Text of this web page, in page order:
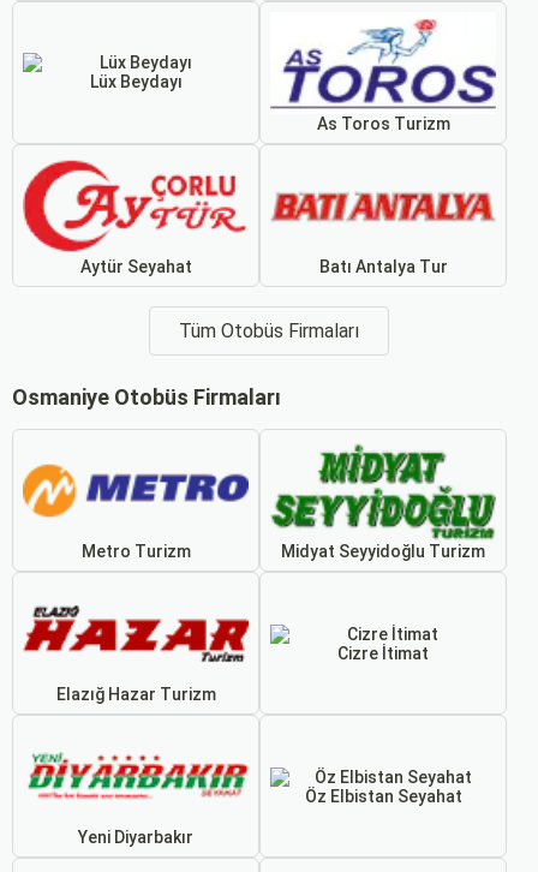
Lüx Beydayı
As Toros Turizm
Aytür Seyahat Batı Antalya Tur
Tüm Otobüs Firmaları
Osmaniye Otobüs Firmaları
Metro Turizm Midyat Seyyidoğlu Turizm
Elazığ Hazar Turizm
Cizre İtimat
Yeni Diyarbakır
Öz Elbistan Seyahat